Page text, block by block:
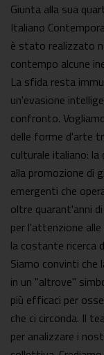
Giunta alla sua
Italiano
è stato realizzato
contempo alcune
La sfida resta
un'evasione
confronto.
delle forme d'arte
culturale italiano:
alla promozione di
emergenti che
oltre quarant'anni
per l'attenzione
la costante ricerca
Siamo convinti che
in un "altrove"
più efficaci per
che ci circonda. Il
per analizzare i